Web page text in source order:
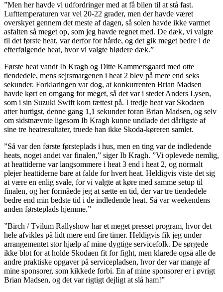
”Men her havde vi udfordringer med at få bilen til at stå fast.
Lufttemperaturen var vel 20-22 grader, men der havde været
overskyet gennem det meste af dagen, så solen havde ikke varmet
asfalten så meget op, som jeg havde regnet med. De dæk, vi valgte
til det første heat, var derfor for hårde, og det gik meget bedre i de
efterfølgende heat, hvor vi valgte blødere dæk.”
Første heat vandt Ib Kragh og Ditte Kammersgaard med otte
tiendedele, mens sejrsmargenen i heat 2 blev på mere end seks
sekunder. Forklaringen var dog, at konkurrenten Brian Madsen
havde kørt en omgang for meget, så det var i stedet Anders Lysen,
som i sin Suzuki Swift kom tættest på. I tredje heat var Skodaen
atter hurtigst, denne gang 1,1 sekunder foran Brian Madsen, og selv
om sidstnævnte ligesom Ib Kragh kunne undlade det dårligste af
sine tre heatresultater, truede han ikke Skoda-køreren samlet.
”Så var den første førsteplads i hus, men en ting var de indledende
heats, noget andet var finalen,” siger Ib Kragh. ”Vi oplevede nemlig,
at heattiderne var langsommere i heat 3 end i heat 2, og normalt
plejer heattiderne bare at falde for hvert heat. Heldigvis viste det sig
at være en enlig svale, for vi valgte at køre med samme setup til
finalen, og her formåede jeg at sætte en tid, der var tre tiendedele
bedre end min bedste tid i de indledende heat. Så var weekendens
anden førsteplads hjemme.”
”Birch / Tvilum Rallyshow har et meget presset program, hvor det
hele afvikles på lidt mere end fire timer. Heldigvis fik jeg under
arrangementet stor hjælp af mine dygtige servicefolk. De sørgede
ikke blot for at holde Skodaen fit for fight, men klarede også alle de
andre praktiske opgaver på servicepladsen, hvor der var mange af
mine sponsorer, som kikkede forbi. En af mine sponsorer er i øvrigt
Brian Madsen, og det var rigtigt dejligt at slå ham!”